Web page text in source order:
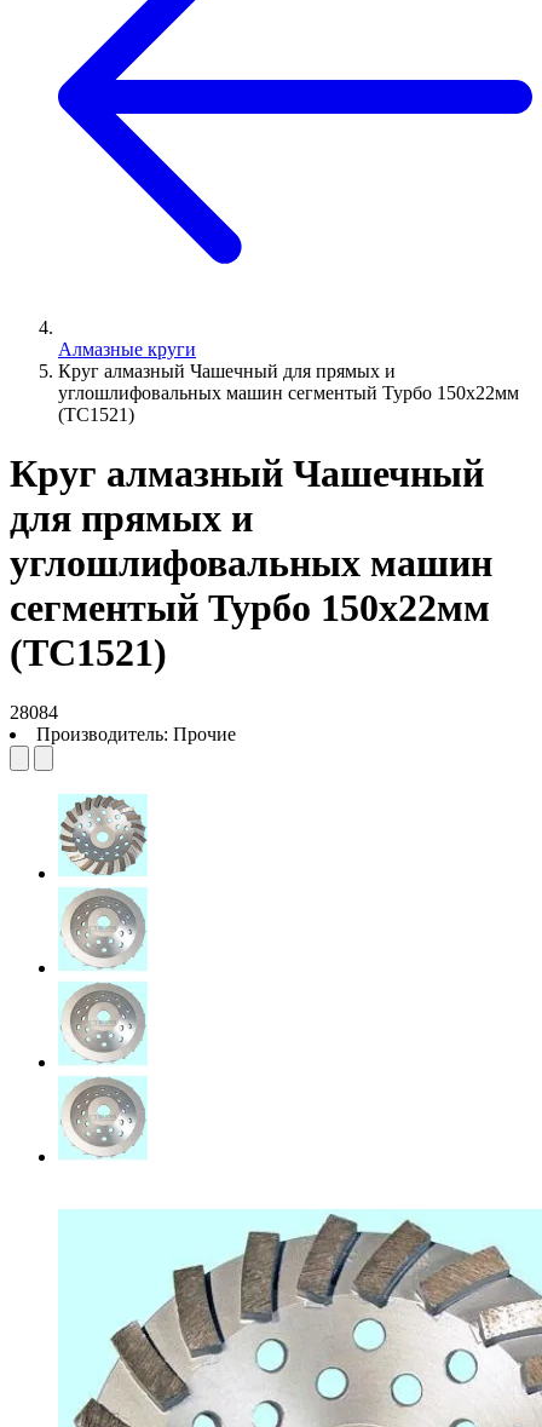
Алмазные круги
Круг алмазный Чашечный для прямых и
углошлифовальных машин сегментый Турбо 150х22мм
(TC1521)
Круг алмазный Чашечный
для прямых и
углошлифовальных машин
сегментый Турбо 150х22мм
(TC1521)
28084
Производитель: Прочие